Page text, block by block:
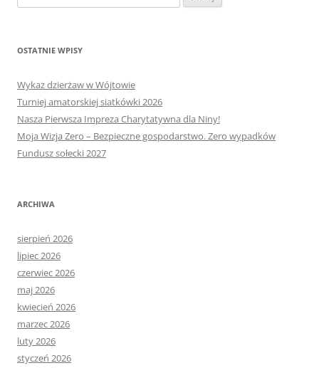
OSTATNIE WPISY
Wykaz dzierżaw w Wójtowie
Turniej amatorskiej siatkówki 2026
Nasza Pierwsza Impreza Charytatywna dla Niny!
Moja Wizja Zero – Bezpieczne gospodarstwo. Zero wypadków
Fundusz sołecki 2027
ARCHIWA
sierpień 2026
lipiec 2026
czerwiec 2026
maj 2026
kwiecień 2026
marzec 2026
luty 2026
styczeń 2026